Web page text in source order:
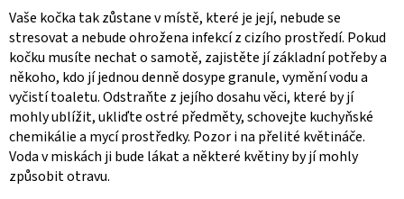
Vaše kočka tak zůstane v místě, které je její, nebude se
stresovat a nebude ohrožena infekcí z cizího prostředí. Pokud
kočku musíte nechat o samotě, zajistěte jí základní potřeby a
někoho, kdo jí jednou denně dosype granule, vymění vodu a
vyčistí toaletu.Odstraňte z jejího dosahu věci, které by jí
mohly ublížit, ukliďte ostré předměty, schovejte kuchyňské
chemikálie a mycí prostředky. Pozor i na přelité květináče.
Voda v miskách ji bude lákat a některé květiny by jí mohly
způsobit otravu.